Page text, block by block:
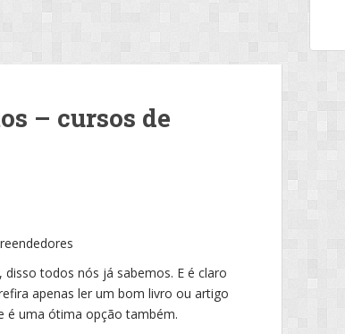
– cursos de
todos nós já sabemos. E é claro
apenas ler um bom livro ou artigo
é uma ótima opção também.